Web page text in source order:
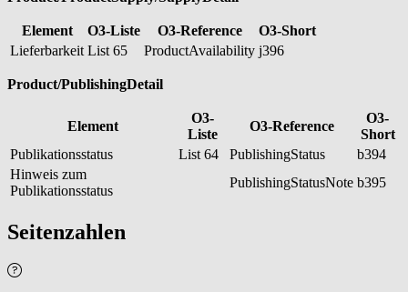
Element O3-Liste O3-Reference
O3-Short
Lieferbarkeit List 65 ProductAvailability j396
Product/PublishingDetail
Element
O3-
Liste
O3-Reference
O3-
Short
Publikationsstatus
List 64 PublishingStatus
b394
Hinweis zum
Publikationsstatus
PublishingStatusNote b395
Seitenzahlen